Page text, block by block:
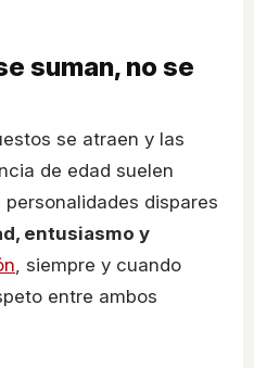
suman, no se
se atraen y las
de edad suelen
dispares
entusiasmo y
, siempre y cuando
entre ambos